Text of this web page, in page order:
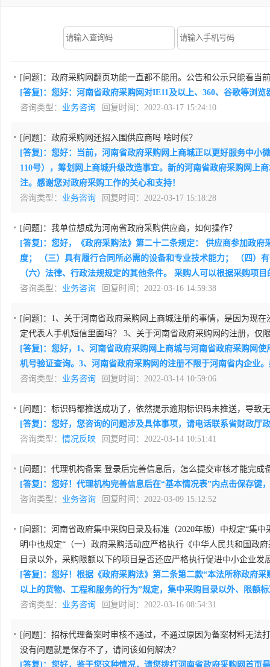
[问题]： 政府采购网翻页功能一直都不能用。公告和公示只能看当
[答复]：您好：河南省政府采购网对IE11及以上、360、谷歌等浏
咨询类型： 业务咨询 回复时间：2022-03-17 15:24:10
[问题]： 政府采购网还招入围供应商吗 啥时候？
[答复]：您好：当前，河南省政府采购网上商城正以更好服务中小
110号），筹划网上商城升级改造事宜。新的河南省政府采购网上
注。感谢您对政府采购工作的关心和支持！
咨询类型： 业务咨询 回复时间：2022-03-17 15:18:28
[问题]： 我单位想成为河南省政府采购供应商，如何操作？
[答复]：您好，《政府采购法》第二十二条规定： 供应商参加政
度； （三）具有履行合同所必需的设备和专业技术能力； （四）
（六）法律、行政法规规定的其他条件。 采购人可以根据采购项
咨询类型： 业务咨询 回复时间：2022-03-16 14:59:38
[问题]： 1、关于河南省政府采购网上商城注册的事情，是因为现
定代表人手机短信里面吗？ 3、关于河南省政府采购网的注册，仅
[答复]：您好，1、河南省政府采购网上商城与河南省政府采购网
机号验证查询。3、河南省政府采购网的注册不限于河南省内企业
咨询类型： 业务咨询 回复时间：2022-03-14 10:59:06
[问题]： 标识码都推送成功了，依然提示逾期标识码未推送，导致
[答复]：您好，您咨询的问题涉及具体事项，请电话联系省财政厅
咨询类型： 情况反映 回复时间：2022-03-14 10:51:41
[问题]： 代理机构备案 登录后完善信息后，怎么提交审核才能完成
[答复]：您好！代理机构完善信息后在“基本情况表”内点击保存键
咨询类型： 业务咨询 回复时间：2022-03-09 15:12:52
[问题]： 河南省政府集中采购目录及标准（2020年版）中规定“集
明中也规定“（一）政府采购活动应严格执行《中华人民共和国政
目录以外，采购限额以下的项目是否还应严格执行促进中小企业
[答复]：您好！根据《政府采购法》第二条第二款“本法所称政府
以上的货物、工程和服务的行为”规定，集中采购目录以外、限额
咨询类型： 业务咨询 回复时间：2022-03-16 08:54:31
[问题]： 招标代理备案时审核不通过，不通过原因为备案材料无法
没有问题就是保存不了，请问该如何解决？
[答复]：您好，鉴于您这种情况，请您拨打河南省政府采购网首页